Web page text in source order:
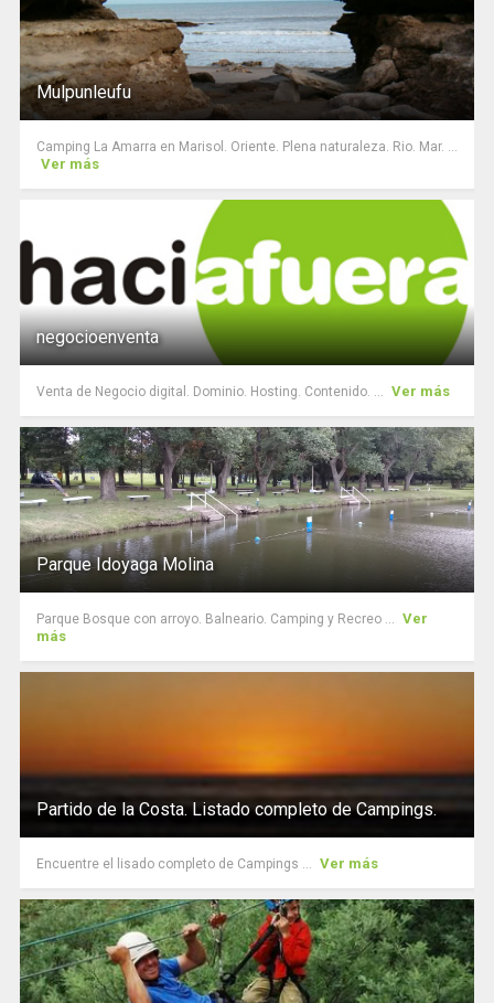
Mulpunleufu
Camping La Amarra en Marisol. Oriente. Plena naturaleza. Rio. Mar. ...
Ver más
negocioenventa
Venta de Negocio digital. Dominio. Hosting. Contenido. ... Ver más
Parque Idoyaga Molina
Parque Bosque con arroyo. Balneario. Camping y Recreo ... Ver
más
Partido de la Costa. Listado completo de Campings.
Encuentre el lisado completo de Campings ... Ver más